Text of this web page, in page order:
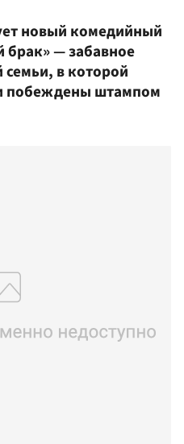
новый комедийный
брак» — забавное
в которой
побеждены штампом